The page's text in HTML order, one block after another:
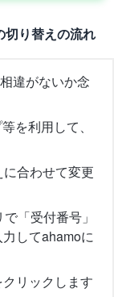
切り替えの流れ
違がないか念
を利用して、
合わせて変更
「受付番号」
してahamoに
リックします